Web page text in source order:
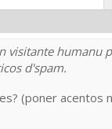
visitante humanu
d'spam.
(poner acentos